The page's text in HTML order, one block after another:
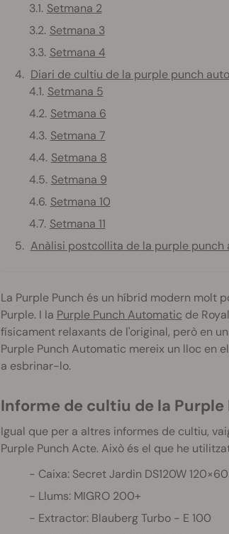
Setmana 2
Setmana 3
Setmana 4
Diari de cultiu de la purple punch
Setmana 5
Setmana 6
Setmana 7
Setmana 8
Setmana 9
Setmana 10
Setmana 11
Anàlisi postcollita de la purple punch
La Purple Punch és un híbrid modern molt
Purple. I la Purple Punch Automatic de
físicament relaxants de l'original, però en
Purple Punch Automatic mereix un lloc en
a esbrinar-lo.
Informe de cultiu de la
Igual que per a altres informes de cultiu,
Purple Punch Acte. Això és el que he
Caixa: Secret Jardin DS120W
Llums: MIGRO 200+
Extractor: Blauberg Turbo - E 100